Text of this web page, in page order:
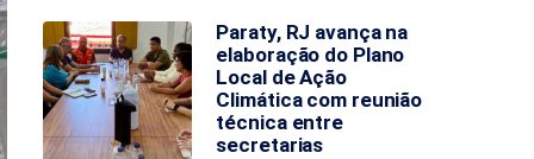
Paraty, RJ avança na
elaboração do Plano
Local de Ação
Climática com reunião
técnica entre
secretarias